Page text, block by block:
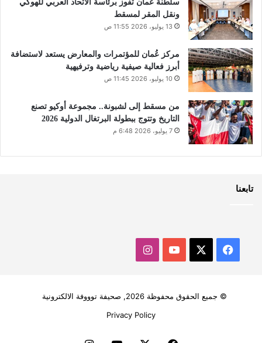
سلطنة عُمان تفوز برئاسة الاتحاد العربي للهوكي
ونقل المقر لمسقط
13 يوليو، 2026 11:55 ص
مركز عُمان للمؤتمرات والمعارض يستعد لاستضافة
أبرز فعالية صيفية رياضية وترفيهية
10 يوليو، 2026 11:45 ص
من مسقط إلى لشبونة.. مجموعة أوكيو تصنع
التاريخ وتتوج ببطولة البرتغال الدولية 2026
7 يوليو، 2026 6:48 م
تابعنا
فيسبوك ‫YouTubeانستقرام
© جميع الحقوق محفوظة 2026, صحيفة توووفة الالكترونية
Privacy Policy